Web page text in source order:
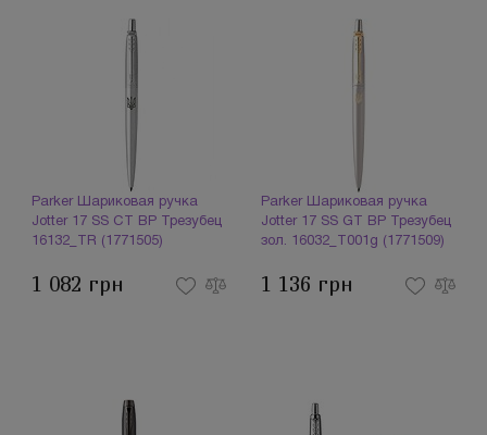
Parker Шариковая ручка
Jotter 17 SS CT BP Трезубец
16132_TR (1771505)
1 082 грн
Parker Шариковая ручка
Jotter 17 SS GT BP Трезубец
зол. 16032_T001g (1771509)
1 136 грн